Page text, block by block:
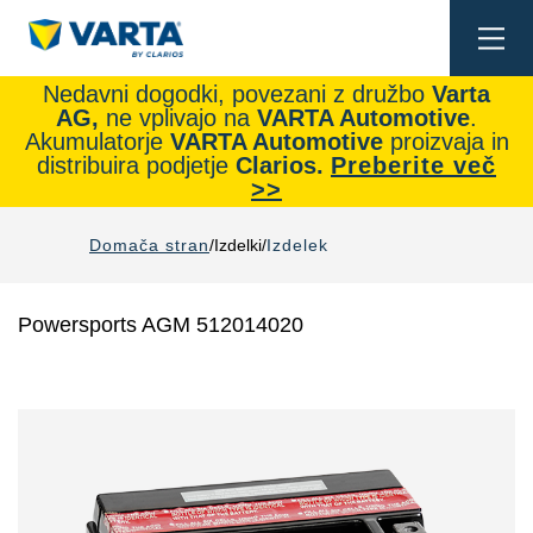
Nedavni dogodki, povezani z družbo Varta
AG, ne vplivajo na VARTA Automotive.
Akumulatorje VARTA Automotiveproizvaja in
distribuira podjetje Clarios. Preberite več
>>
Domača stran Izdelki Izdelek
Powersports AGM 512014020